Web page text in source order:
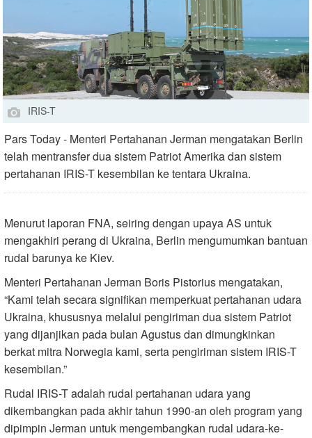
IRIS-T
Pars Today - Menteri Pertahanan Jerman mengatakan Berlin
telah mentransfer dua sistem Patriot Amerika dan sistem
pertahanan IRIS-T kesembilan ke tentara Ukraina.
Menurut laporan FNA, seiring dengan upaya AS untuk
mengakhiri perang di Ukraina, Berlin mengumumkan bantuan
rudal barunya ke Kiev.
Menteri Pertahanan Jerman Boris Pistorius mengatakan,
“Kami telah secara signifikan memperkuat pertahanan udara
Ukraina, khususnya melalui pengiriman dua sistem Patriot
yang dijanjikan pada bulan Agustus dan dimungkinkan
berkat mitra Norwegia kami, serta pengiriman sistem IRIS-T
kesembilan.”
Rudal IRIS-T adalah rudal pertahanan udara yang
dikembangkan pada akhir tahun 1990-an oleh program yang
dipimpin Jerman untuk mengembangkan rudal udara-ke-